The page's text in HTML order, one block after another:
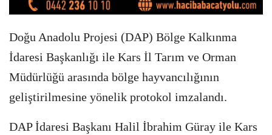
Doğu Anadolu Projesi (DAP) Bölge Kalkınma
İdaresi Başkanlığı ile Kars İl Tarım ve Orman
Müdürlüğü arasında bölge hayvancılığının
geliştirilmesine yönelik protokol imzalandı.
DAP İdaresi Başkanı Halil İbrahim Güray ile Kars